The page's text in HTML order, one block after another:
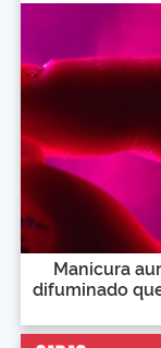
Manicura
difuminado